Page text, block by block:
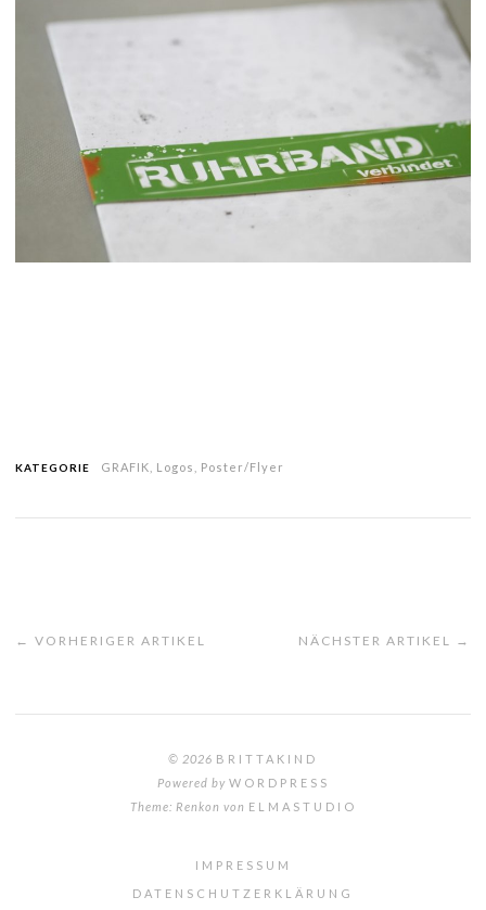
KATEGORIE GRAFIK Logos Poster/Flyer
NÄCHSTER ARTIKEL →
← VORHERIGER ARTIKEL
© 2026 BRITTAKIND
Powered by WORDPRESS
Theme: Renkon von ELMASTUDIO
IMPRESSUM
DATENSCHUTZERKLÄRUNG